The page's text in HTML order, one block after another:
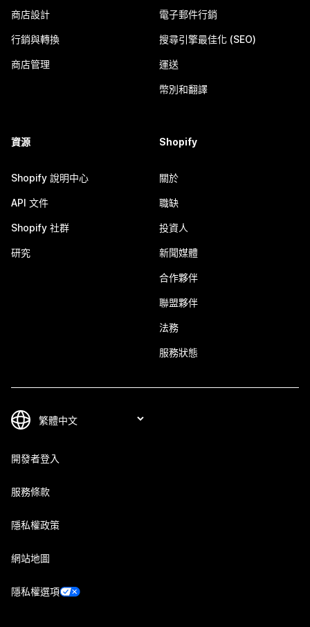
商店設計
行銷與轉換
商店管理
電子郵件行銷
搜尋引擎最佳化 (SEO)
運送
幣別和翻譯
資源
Shopify 說明中心
API 文件
Shopify 社群
研究
Shopify
關於
職缺
投資人
新聞媒體
合作夥伴
聯盟夥伴
法務
服務狀態
開發者登入
服務條款
隱私權政策
網站地圖
隱私權選項